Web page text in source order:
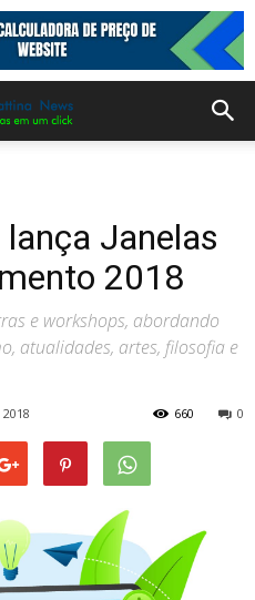
Janelas
2018
e workshops, abordando
atualidades, artes, filosofia e
0
660